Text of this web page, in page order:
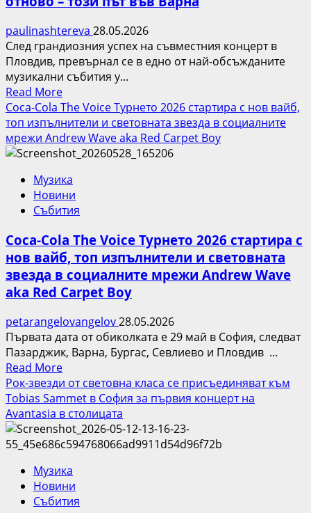
песен
Лия
paulinashtereva 28.05.2026
След грандиозния успех на съвместния концерт в
Пловдив, превърнал се в едно от най-обсъжданите
музикални събития у...
Read MoreRead
more
about
Драгана
Миркович
Глория
се
събират
–
този
път
във
Варна
Coca-Cola The Voice Турнето 2026 стартира с нов вайб,
топ изпълнители и световната звезда в социалните
мрежи Andrew Wave aka Red Carpet Boy
Музика
Новини
Събития
Coca-Cola The Voice Турнето 2026 стартира с
нов вайб, топ изпълнители и световната
звезда в социалните мрежи Andrew Wave
aka Red Carpet Boy
petarangelovangelov28.05.2026
Първата дата от обиколката е 29 май в София, следват
Пазарджик, Варна, Бургас, Севлиево и Пловдив ...
Read MoreRead
more
about
Coca-
Cola
The
Турнето
2026
стартира
Рок-звезди от световна класа се присъединяват към
Tobias Sammet в София за първия концерт на
Avantasia в столицата
Музика
Новини
Събития